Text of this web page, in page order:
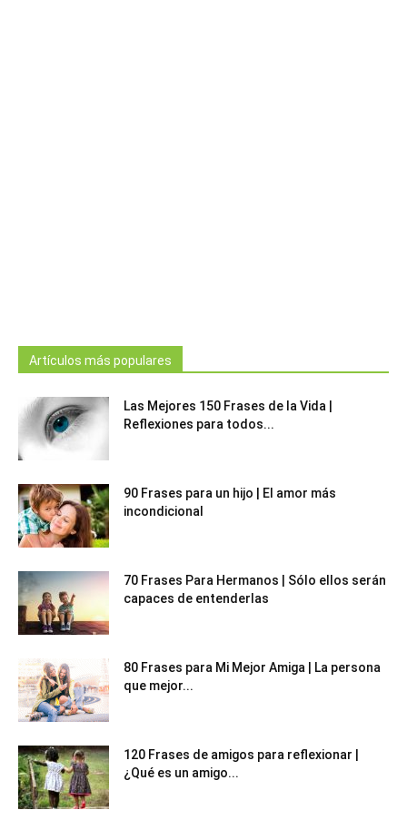
Artículos más populares
Las Mejores 150 Frases de la Vida |
Reflexiones para todos...
90 Frases para un hijo | El amor más
incondicional
70 Frases Para Hermanos | Sólo ellos serán
capaces de entenderlas
80 Frases para Mi Mejor Amiga | La persona
que mejor...
120 Frases de amigos para reflexionar |
¿Qué es un amigo...